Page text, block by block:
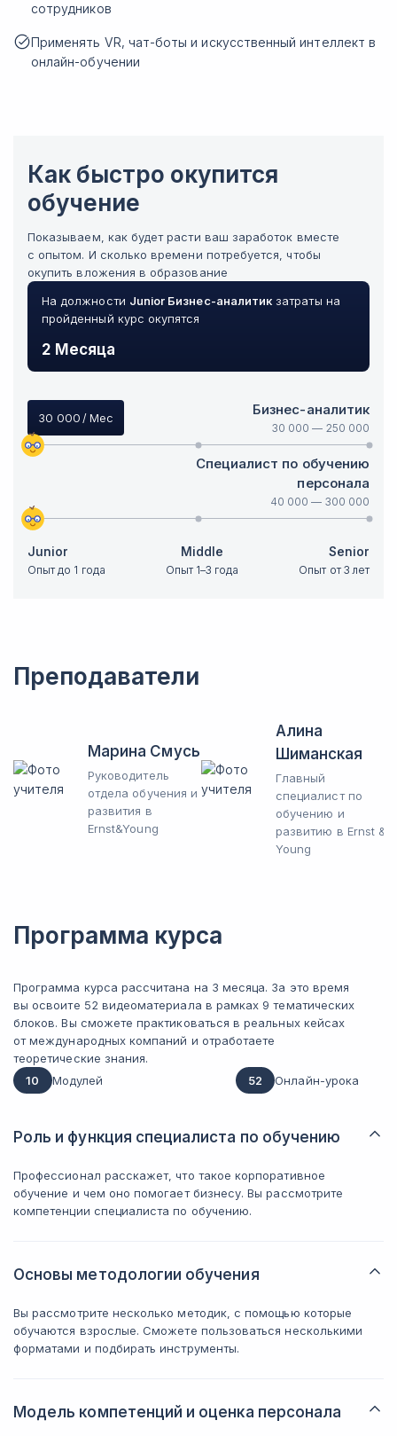
сотрудников
Применять VR, чат-боты и искусственный интеллект в
онлайн-обучении
Как быстро окупится
обучение
Показываем, как будет расти ваш заработок вместе
с опытом. И сколько времени потребуется, чтобы
окупить вложения в образование
На должности Junior Бизнес-аналитик затраты на
пройденный курс окупятся
2 Месяца
30 000 / Мес Бизнес-аналитик
30 000 — 250 000
Специалист по обучению
персонала
40 000 — 300 000
Junior
Опыт до 1 года
Middle
Опыт 1–3 года
Senior
Опыт от 3 лет
Преподаватели
Марина Смусь
Руководитель
отдела обучения и
развития в
Ernst&Young
Алина
Шиманская
Главный
специалист по
обучению и
развитию в Ernst &
Young
Программа курса
Программа курса рассчитана на 3 месяца. За это время
вы освоите 52 видеоматериала в рамках 9 тематических
блоков. Вы сможете практиковаться в реальных кейсах
от международных компаний и отработаете
теоретические знания.
10
Модулей 52 Онлайн-урока
Роль и функция специалиста по обучению
Профессионал расскажет, что такое корпоративное
обучение и чем оно помогает бизнесу. Вы рассмотрите
компетенции специалиста по обучению.
Основы методологии обучения
Вы рассмотрите несколько методик, с помощью которые
обучаются взрослые. Сможете пользоваться несколькими
форматами и подбирать инструменты.
Модель компетенций и оценка персонала